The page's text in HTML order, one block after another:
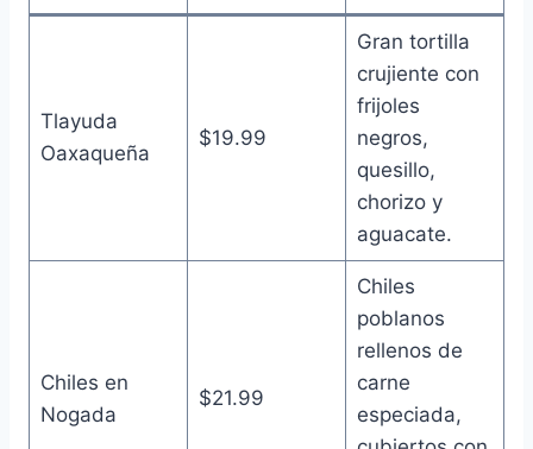
Tlayuda
Oaxaqueña
$19.99
Gran tortilla
crujiente con
frijoles
negros,
quesillo,
chorizo y
aguacate.
Chiles en
Nogada
$21.99
Chiles
poblanos
rellenos de
carne
especiada,